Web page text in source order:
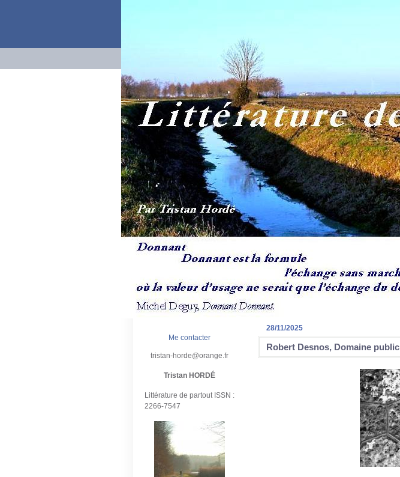
Me contacter
tristan-horde@orange.fr
Tristan HORDÉ
Littérature de partout ISSN :
2266-7547
28/11/2025
Robert Desnos, Domaine public